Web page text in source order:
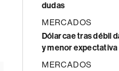
dudas
MERCADOS
Dólar cae tras débil
y menor expectativa
MERCADOS